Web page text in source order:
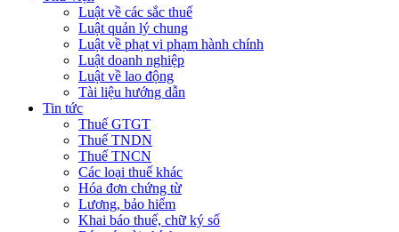
Luật về các sắc thuế
Luật quản lý chung
Luật về phạt vi phạm hành chính
Luật doanh nghiệp
Luật về lao động
Tài liệu hướng dẫn
Tin tức
Thuế GTGT
Thuế TNDN
Thuế TNCN
Các loại thuế khác
Hóa đơn chứng từ
Lương, bảo hiểm
Khai báo thuế, chữ ký số